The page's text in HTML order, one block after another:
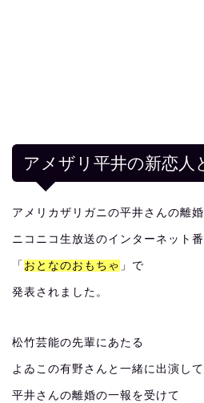
アメザリ平井の新恋人
アメリカザリガニの平井さんの離
ニコニコ生放送のインターネット番
「 おとなのおもちゃ 」で
発表されました。
松竹芸能の先輩にあたる
よゐこの有野さんと一緒に出演して
平井さんの離婚の一報を受けて